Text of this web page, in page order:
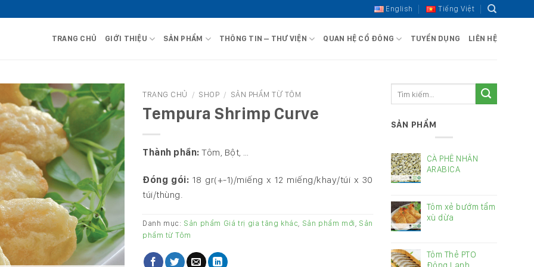
English Tiếng Việt
TRANG CHỦ GIỚI THIỆU SẢN PHẨM THÔNG TIN – THƯ VIỆN QUAN HỆ CỔ ĐÔNG TUYỂN DỤNG LIÊN HỆ
TRANG CHỦ / SHOP / SẢN PHẨM TỪ TÔM
Tempura Shrimp Curve
Thành phần: Tôm, Bột, …
Đóng gói: 18 gr(+-1)/miếng x 12 miếng/khay/túi x 30
túi/thùng.
Danh mục: Sản phẩm Giá trị gia tăng khác, Sản phẩm mới , Sản
phẩm từ Tôm
SẢN PHẨM
CÀ PHÊ NHÂN
ARABICA
Tôm xẻ bướm tẩm
xù dừa
Tôm Thẻ PTO
Đông Lạnh